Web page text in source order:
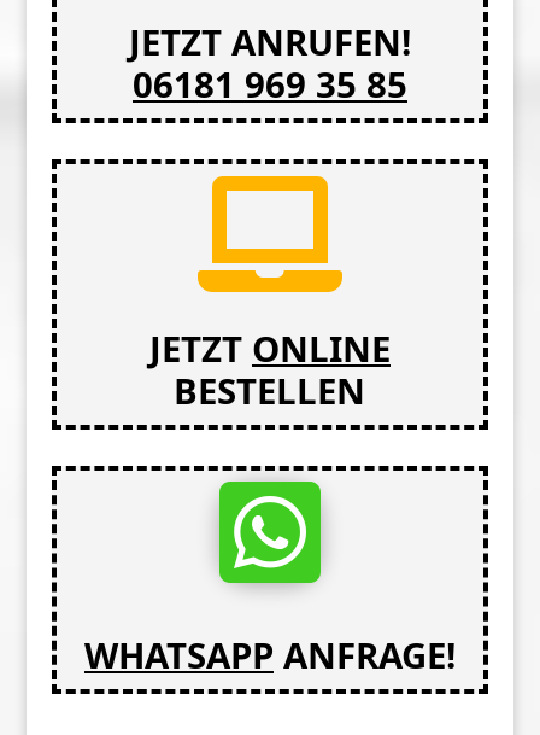
JETZT ANRUFEN!
06181 969 35 85

JETZT ONLINE
BESTELLEN

WHATSAPP ANFRAGE!